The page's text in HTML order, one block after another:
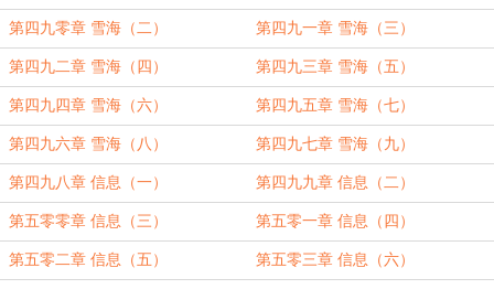
第四九零章 雪海（二） 第四九一章 雪海（三）
第四九二章 雪海（四） 第四九三章 雪海（五）
第四九四章 雪海（六） 第四九五章 雪海（七）
第四九六章 雪海（八） 第四九七章 雪海（九）
第四九八章 信息（一） 第四九九章 信息（二）
第五零零章 信息（三） 第五零一章 信息（四）
第五零二章 信息（五） 第五零三章 信息（六）